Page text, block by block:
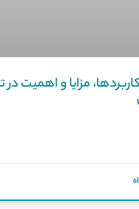
مزایا و اهمیت